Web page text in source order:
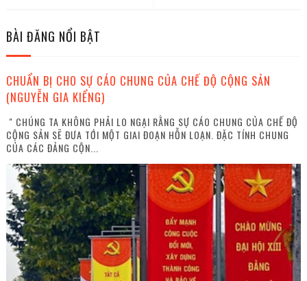
BÀI ĐĂNG NỔI BẬT
CHUẨN BỊ CHO SỰ CÁO CHUNG CỦA CHẾ ĐỘ CỘNG SẢN
(NGUYỄN GIA KIỂNG)
" CHÚNG TA KHÔNG PHẢI LO NGẠI RẰNG SỰ CÁO CHUNG CỦA CHẾ ĐỘ
CỘNG SẢN SẼ ĐƯA TỚI MỘT GIAI ĐOẠN HỖN LOẠN. ĐẶC TÍNH CHUNG
CỦA CÁC ĐẢNG CỘN...